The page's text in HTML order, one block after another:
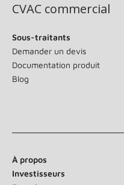
CVAC commercial
Sous-traitants
Demander un devis
Documentation produit
Blog
À propos
Investisseurs